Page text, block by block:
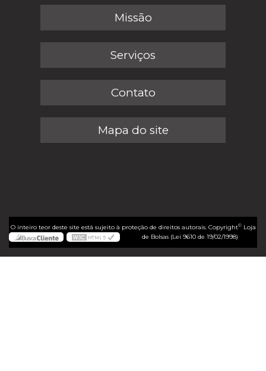
Missão
Serviços
Contato
Mapa do site
O inteiro teor deste site está sujeito à proteção de direitos autorais. Copyright©Loja
de Bolsas (Lei 9610 de 19/02/1998)